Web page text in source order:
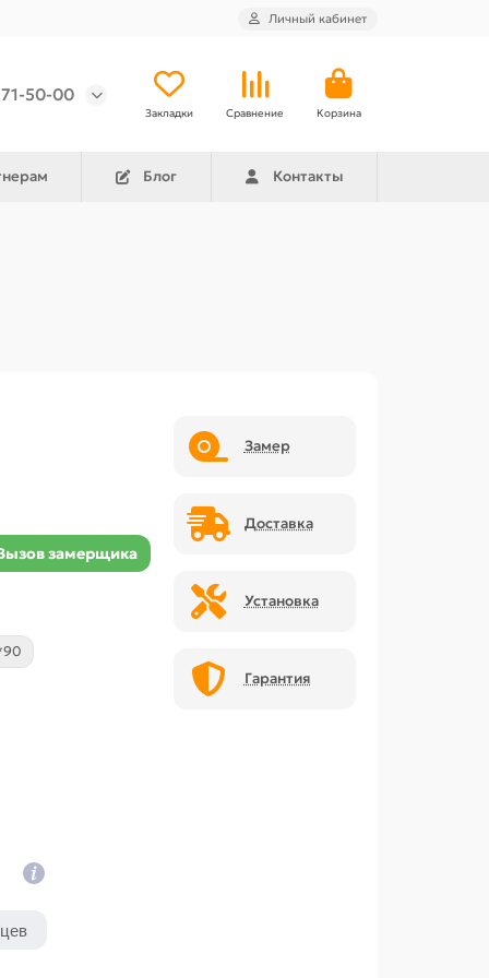
Личный кабинет
50-00
Закладки Сравнение Корзина
Блог Контакты
замерщика
Замер
Доставка
Установка
Гарантия